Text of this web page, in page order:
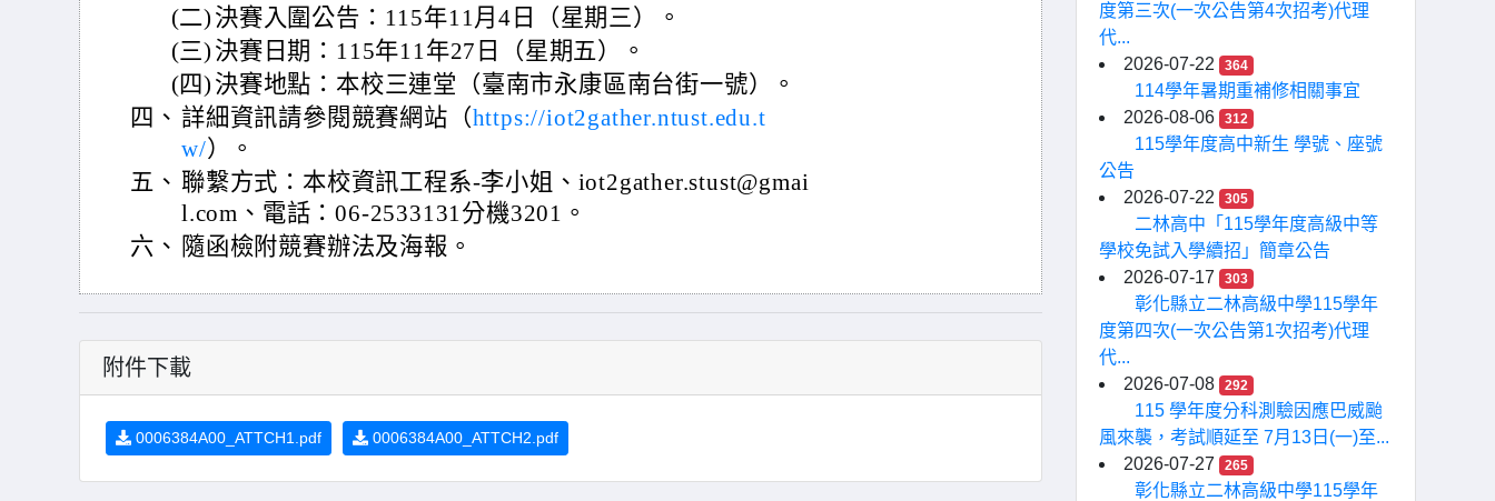
(二) 決賽入圍公告：115年11月4日（星期三）。
(三) 決賽日期：115年11年27日（星期五）。
(四) 決賽地點：本校三連堂（臺南市永康區南台街一號）。
四、 詳細資訊請參閱競賽網站（https://iot2gather.ntust.edu.t
w/）。
五、 聯繫方式：本校資訊工程系-李小姐、iot2gather.stust@gmai
l.com、電話：06-2533131分機3201。
六、 隨函檢附競賽辦法及海報。
附件下載
0006384A00_ATTCH1.pdf 0006384A00_ATTCH2.pdf
度第三次(一次公告第4次招考)代理
代...
2026-07-22
364
114學年暑期重補修相關事宜
2026-08-06
312
115學年度高中新生 學號、座號
公告
2026-07-22
305
二林高中「115學年度高級中等
學校免試入學續招」簡章公告
2026-07-17
303
彰化縣立二林高級中學115學年
度第四次(一次公告第1次招考)代理
代...
2026-07-08
292
115 學年度分科測驗因應巴威颱
風來襲，考試順延至 7月13日(一)至...
2026-07-27
265
彰化縣立二林高級中學115學年